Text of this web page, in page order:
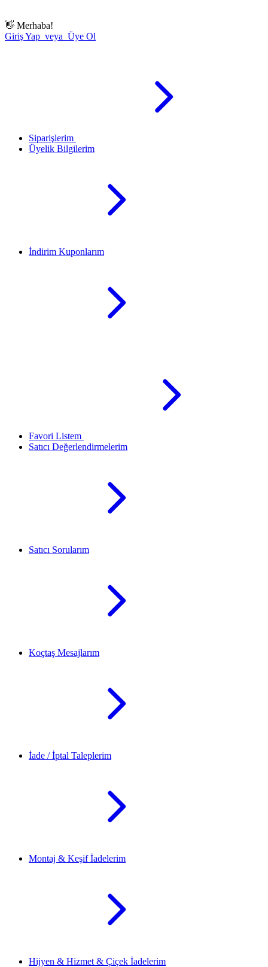
👋 Merhaba!
Giriş Yap veya Üye Ol
Siparişlerim
Üyelik Bilgilerim
İndirim Kuponlarım
Favori Listem
Satıcı Değerlendirmelerim
Satıcı Sorularım
Koçtaş Mesajlarım
İade / İptal Taleplerim
Montaj & Keşif İadelerim
Hijyen & Hizmet & Çiçek İadelerim